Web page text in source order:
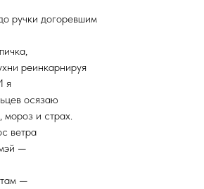
ручки догоревшим
реинкарнируя
я
осязаю
мороз и страх.
ветра
—
—